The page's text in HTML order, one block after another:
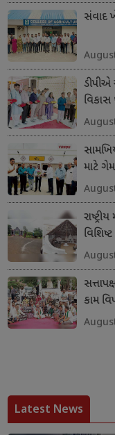
સંવાદ
માટે
કામ
Latest News